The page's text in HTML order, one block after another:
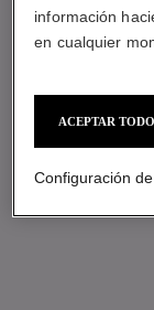
información
en cualquier
ACEPTAR TODO
Configuración